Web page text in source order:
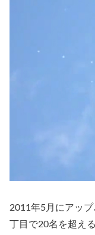
2011年5月にアッ
丁目で20名を超え